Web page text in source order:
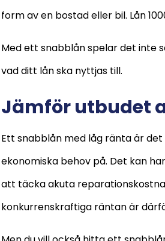
form av en bostad eller bil. Lån
Med ett snabblån spelar det inte
vad ditt lån ska nyttjas till.
Jämför utbudet
Ett snabblån med låg ränta är
ekonomiska behov på. Det kan
att täcka akuta
konkurrenskraftiga räntan är